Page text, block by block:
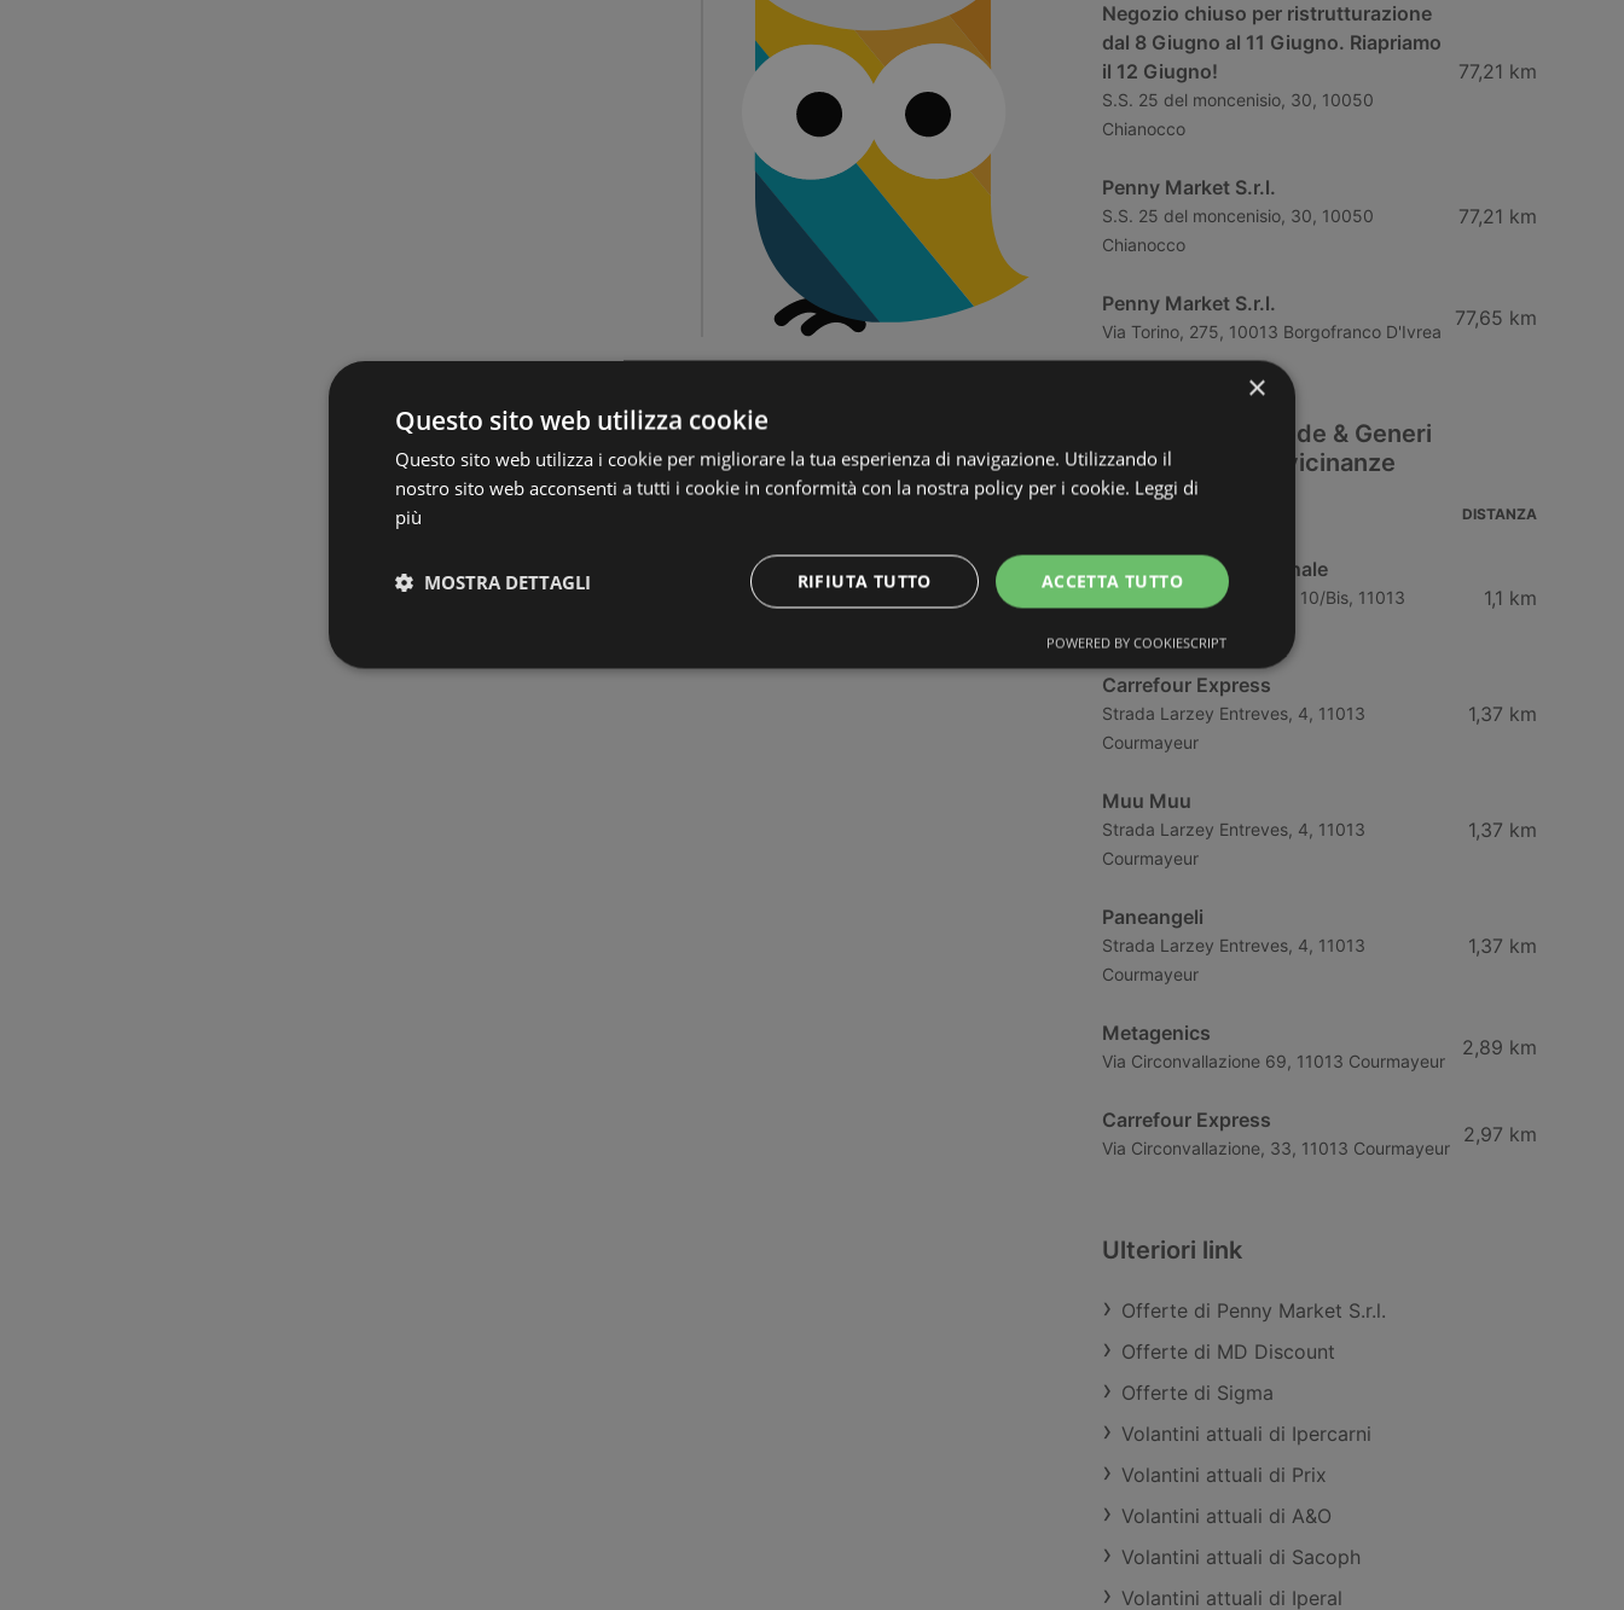
Negozio chiuso per ristrutturazione
dal 8 Giugno al 11 Giugno. Riapriamo
il 12 Giugno!
S.S. 25 del moncenisio, 30, 10050
Chianocco
77,21 km
Penny Market S.r.l.
S.S. 25 del moncenisio, 30, 10050
Chianocco
77,21 km
Penny Market S.r.l.
Via Torino, 275, 10013 Borgofranco D'Ivrea
77,65 km
Altre filiali Bevande & Generi
alimentari nelle vicinanze
DISTANZA
ALMA SRL Unipersonale
Strada Larzey-Entreves, 10/Bis, 11013
1,1 km
Carrefour Express
Strada Larzey Entreves, 4, 11013
Courmayeur
1,37 km
Muu Muu
Strada Larzey Entreves, 4, 11013
Courmayeur
1,37 km
Paneangeli
Strada Larzey Entreves, 4, 11013
Courmayeur
1,37 km
Metagenics
Via Circonvallazione 69, 11013 Courmayeur
2,89 km
Carrefour Express
Via Circonvallazione, 33, 11013 Courmayeur
2,97 km
Ulteriori link
Offerte di Penny Market S.r.l.
Offerte di MD Discount
Offerte di Sigma
Volantini attuali di Ipercarni
Volantini attuali di Prix
Volantini attuali di A&O
Volantini attuali di Sacoph
Volantini attuali di Iperal
×
Questo sito web utilizza cookie
Questo sito web utilizza i cookie per migliorare la tua esperienza di navigazione. Utilizzando il
nostro sito web acconsenti a tutti i cookie in conformità con la nostra policy per i cookie. Leggi di
più
ACCETTA TUTTO
RIFIUTA TUTTO
MOSTRA DETTAGLI
POWERED BY COOKIESCRIPT